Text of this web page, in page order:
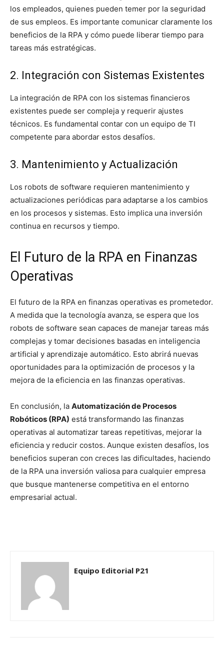
los empleados, quienes pueden temer por la seguridad
de sus empleos. Es importante comunicar claramente los
beneficios de la RPA y cómo puede liberar tiempo para
tareas más estratégicas.
2. Integración con Sistemas Existentes
La integración de RPA con los sistemas financieros
existentes puede ser compleja y requerir ajustes
técnicos. Es fundamental contar con un equipo de TI
competente para abordar estos desafíos.
3. Mantenimiento y Actualización
Los robots de software requieren mantenimiento y
actualizaciones periódicas para adaptarse a los cambios
en los procesos y sistemas. Esto implica una inversión
continua en recursos y tiempo.
El Futuro de la RPA en Finanzas
Operativas
El futuro de la RPA en finanzas operativas es prometedor.
A medida que la tecnología avanza, se espera que los
robots de software sean capaces de manejar tareas más
complejas y tomar decisiones basadas en inteligencia
artificial y aprendizaje automático. Esto abrirá nuevas
oportunidades para la optimización de procesos y la
mejora de la eficiencia en las finanzas operativas.
En conclusión, la Automatización de Procesos
Robóticos (RPA) está transformando las finanzas
operativas al automatizar tareas repetitivas, mejorar la
eficiencia y reducir costos. Aunque existen desafíos, los
beneficios superan con creces las dificultades, haciendo
de la RPA una inversión valiosa para cualquier empresa
que busque mantenerse competitiva en el entorno
empresarial actual.
Equipo Editorial P21